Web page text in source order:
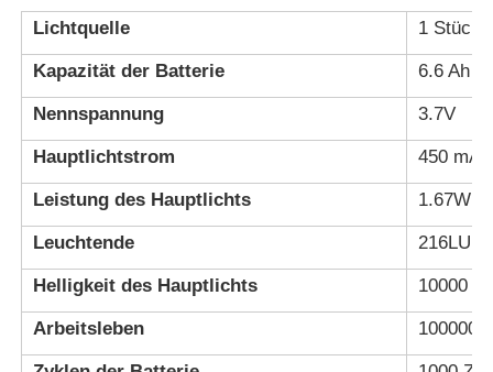
Fabrik Tour
Qualitätskontrolle
Nachrichten
Referenzen
LED-Bergbauleuchten
Kabellose Bergbaukappenlampe
Lichtquelle 1 Stück
Kapazität der Batterie 6.6 Ah
Nennspannung 3.7V
Hauptlichtstrom 450 mA
Leistung des Hauptlichts 1.67W
Leuchtende 216LUM
Helligkeit des Hauptlichts 10000
Arbeitsleben 100000